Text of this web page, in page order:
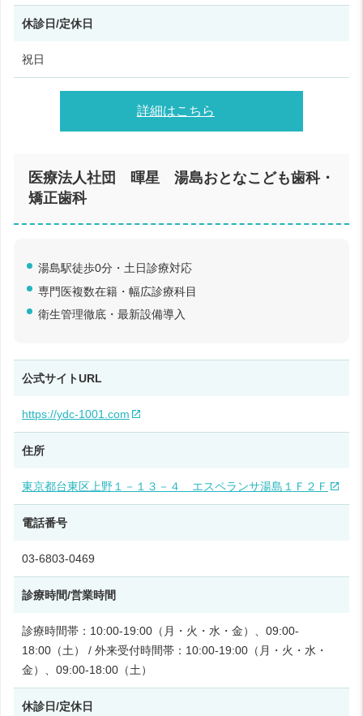
休診日/定休日
祝日
詳細はこちら
医療法人社団 暉星 湯島おとなこども歯科・
矯正歯科
湯島駅徒歩0分・土日診療対応
専門医複数在籍・幅広診療科目
衛生管理徹底・最新設備導入
公式サイトURL
https://ydc-1001.com
住所
東京都台東区上野１－１３－４ エスペランサ湯島１Ｆ２Ｆ
電話番号
03-6803-0469
診療時間/営業時間
診療時間帯：10:00-19:00（月・火・水・金）、09:00-
18:00（土） / 外来受付時間帯：10:00-19:00（月・火・水・
金）、09:00-18:00（土）
休診日/定休日